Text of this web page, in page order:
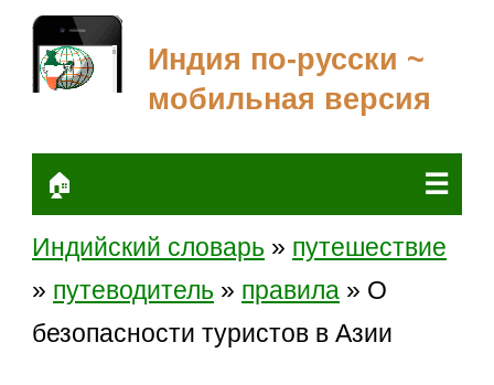
Индия по-русски ~
мобильная версия
🏠 ☰
Индийский словарь » путешествие
» путеводитель » правила » О
безопасности туристов в Азии